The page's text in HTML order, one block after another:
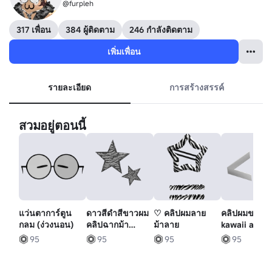
@furpleh
317 เพื่อน 384 ผู้ติดตาม
246 กำลังติดตาม
เพิ่มเพื่อน
รายละเอียด การสร้างสรรค์
สวมอยู่ตอนนี้
แว่นตาการ์ตูน
กลม (ง่วงนอน)
95
ดาวสีดําสีขาวผม
คลิปฉากม้า
mcbling y2k
95
♡ คลิปผมลาย
ม้าลาย
95
คลิปผมขาว
kawaii ascii
95